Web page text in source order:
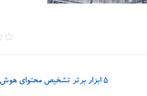
۵ ابزار برتر تشخیص محتوای هوش مصنوعی (مه ۲۰۲۳)